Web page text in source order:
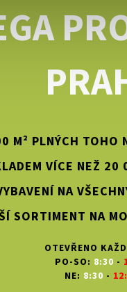
M² PLNÝCH TOHO
VÍCE NEŽ 20
NA
SORTIMENT NA
OTEVŘENO
PO-SO: 8:30 -
NE: 8:30 -